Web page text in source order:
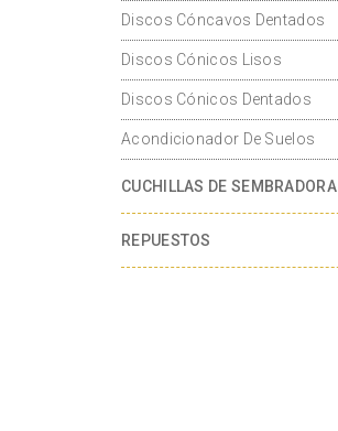
Discos Cóncavos Dentados
Discos Cónicos Lisos
Discos Cónicos Dentados
Acondicionador De Suelos
CUCHILLAS DE SEMBRADORA
REPUESTOS